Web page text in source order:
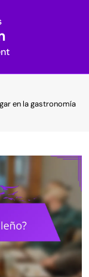
en la gastronomía